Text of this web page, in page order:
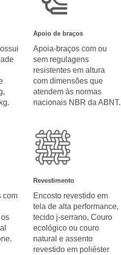
Apoio de braços
Apoia-braços com ou
sem regulagens
resistentes em altura
com dimensões que
atendem às normas
nacionais NBR da ABNT.
com
Revestimento
Encosto revestido em
tela de alta performance,
tecido j-serrano, Couro
ecológico ou couro
natural e assento
revestido em poliéster